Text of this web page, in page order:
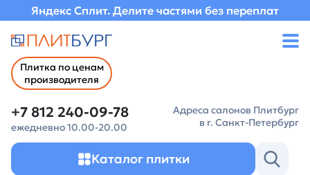
Яндекс Сплит. Делите частями без переплат
Плитка по ценам
производителя
+7 812 240-09-78
ежедневно 10.00-20.00
Адреса салонов Плитбург
в г. Санкт-Петербург
Каталог плитки